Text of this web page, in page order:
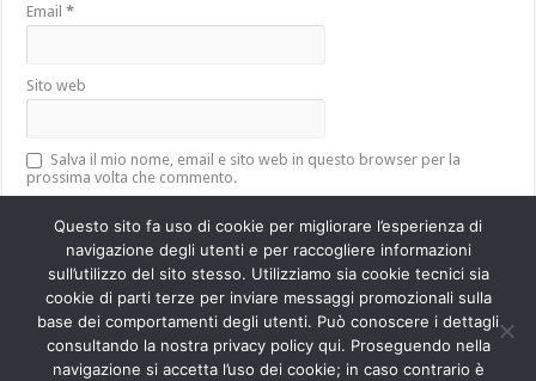
Email*
Sito web
Salva il mio nome, email e sito web in questo browser per la
prossima volta che commento.
Questo sito utilizza Akismet per ridurre lo spam. Scopri come vengono
elaborati i dati derivati dai commenti.
Questo sito fa uso di cookie per migliorare l’esperienza di
navigazione degli utenti e per raccogliere informazioni
sull’utilizzo del sito stesso. Utilizziamo sia cookie tecnici sia
cookie di parti terze per inviare messaggi promozionali sulla
base dei comportamenti degli utenti. Può conoscere i dettagli
consultando la nostra privacy policy qui. Proseguendo nella
navigazione si accetta l’uso dei cookie; in caso contrario è